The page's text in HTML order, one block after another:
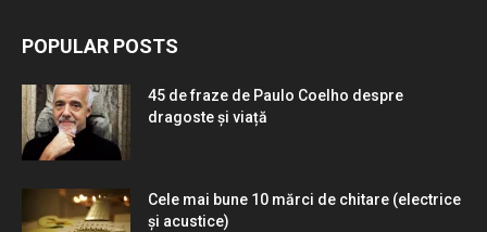
POPULAR POSTS
45 de fraze de Paulo Coelho despre
dragoste și viață
Cele mai bune 10 mărci de chitare (electrice
și acustice)